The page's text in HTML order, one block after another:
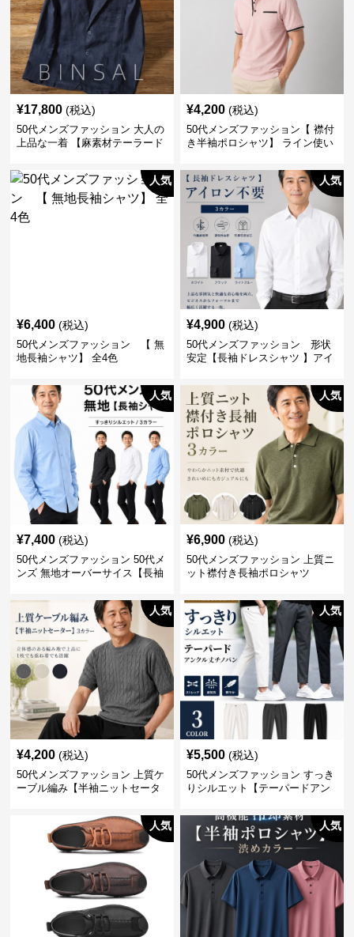
¥17,800 (税込)
50代メンズファッション 大人の
上品な一着 【麻素材テーラード
¥4,200 (税込)
50代メンズファッション【 襟付
き半袖ポロシャツ】 ライン使い
人気
¥6,400 (税込)
50代メンズファッション 【 無
地長袖シャツ】 全4色
人気
¥4,900 (税込)
50代メンズファッション 形状
安定【長袖ドレスシャツ 】アイ
人気
¥7,400 (税込)
50代メンズファッション 50代メ
ンズ 無地オーバーサイス【長袖
人気
¥6,900 (税込)
50代メンズファッション 上質ニ
ット襟付き長袖ポロシャツ
人気
¥4,200 (税込)
50代メンズファッション 上質ケ
ーブル編み【半袖ニットセータ
人気
¥5,500 (税込)
50代メンズファッション すっき
りシルエット【テーパードアン
人気 人気